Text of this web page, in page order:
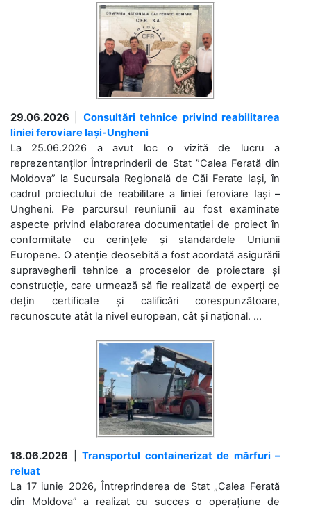
29.06.2026
Consultări tehnice privind reabilitarea
liniei feroviare Iași-Ungheni
La 25.06.2026 a avut loc o vizită de lucru a
reprezentanților Întreprinderii de Stat ”Calea Ferată din
Moldova” la Sucursala Regională de Căi Ferate Iași, în
cadrul proiectului de reabilitare a liniei feroviare Iași –
Ungheni. Pe parcursul reuniunii au fost examinate
aspecte privind elaborarea documentației de proiect în
conformitate cu cerințele și standardele Uniunii
Europene. O atenție deosebită a fost acordată asigurării
supravegherii tehnice a proceselor de proiectare și
construcție, care urmează să fie realizată de experți ce
dețin certificate și calificări corespunzătoare,
recunoscute atât la nivel european, cât și național. ...
18.06.2026
Transportul containerizat de mărfuri –
reluat
La 17 iunie 2026, Întreprinderea de Stat „Calea Ferată
din Moldova” a realizat cu succes o operațiune de